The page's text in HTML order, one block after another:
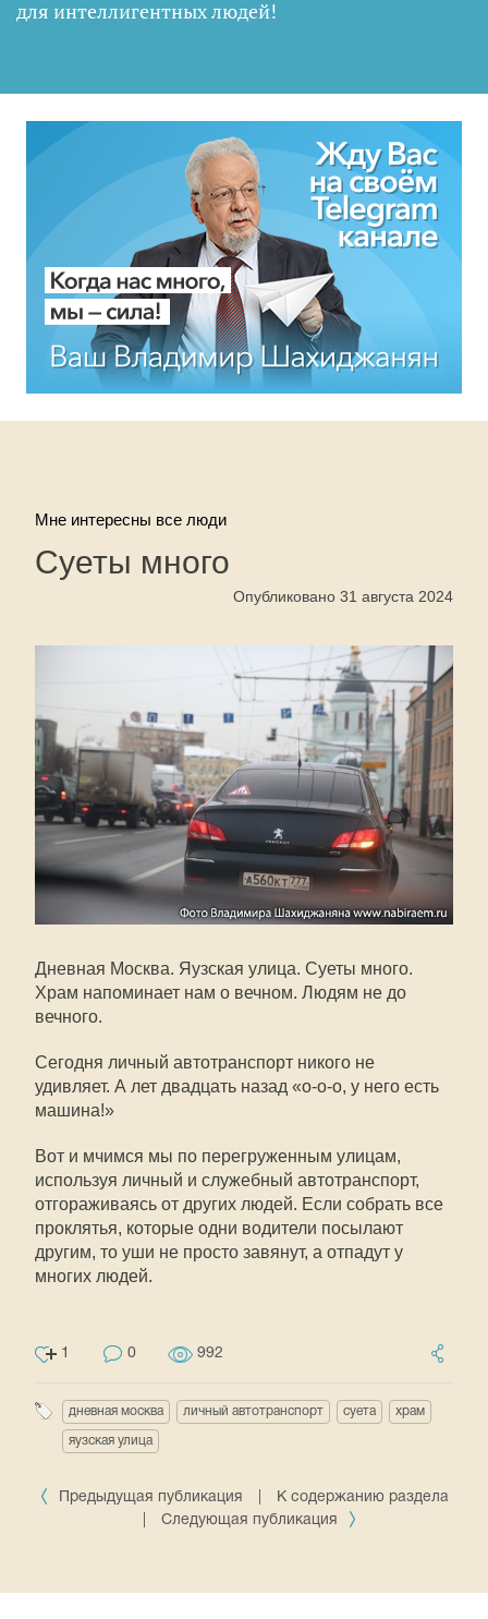
для интеллигентных людей!
Мне интересны все люди
Суеты много
Опубликовано 31 августа 2024
Дневная Москва. Яузская улица. Суеты много.
Храм напоминает нам о вечном. Людям не до
вечного.
Сегодня личный автотранспорт никого не
удивляет. А лет двадцать назад «о-о-о, у него есть
машина!»
Вот и мчимся мы по перегруженным улицам,
используя личный и служебный автотранспорт,
отгораживаясь от других людей. Если собрать все
проклятья, которые одни водители посылают
другим, то уши не просто завянут, а отпадут у
многих людей.
1 0 992
дневная москва личный автотранспорт суета храм
яузская улица
Предыдущая публикация
К содержанию раздела
Следующая публикация